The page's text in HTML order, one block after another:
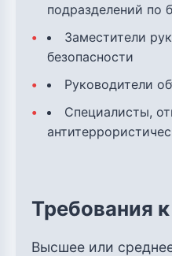
подразделений по
Заместители
безопасности
Руководители
Специалисты,
Требования
Высшее или